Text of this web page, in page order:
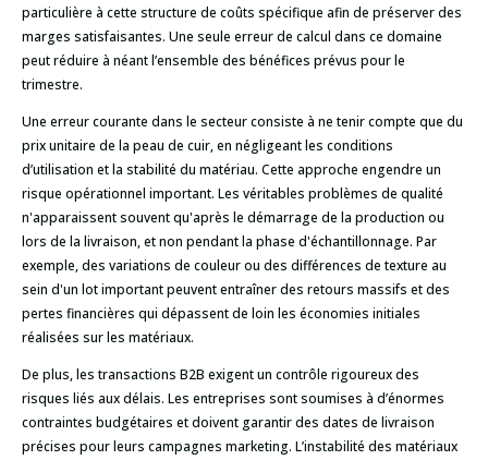
particulière à cette structure de coûts spécifique afin de préserver des
marges satisfaisantes. Une seule erreur de calcul dans ce domaine
peut réduire à néant l’ensemble des bénéfices prévus pour le
trimestre.
Une erreur courante dans le secteur consiste à ne tenir compte que du
prix unitaire de la peau de cuir, en négligeant les conditions
d’utilisation et la stabilité du matériau. Cette approche engendre un
risque opérationnel important. Les véritables problèmes de qualité
n'apparaissent souvent qu'après le démarrage de la production ou
lors de la livraison, et non pendant la phase d'échantillonnage. Par
exemple, des variations de couleur ou des différences de texture au
sein d'un lot important peuvent entraîner des retours massifs et des
pertes financières qui dépassent de loin les économies initiales
réalisées sur les matériaux.
De plus, les transactions B2B exigent un contrôle rigoureux des
risques liés aux délais. Les entreprises sont soumises à d’énormes
contraintes budgétaires et doivent garantir des dates de livraison
précises pour leurs campagnes marketing. L’instabilité des matériaux